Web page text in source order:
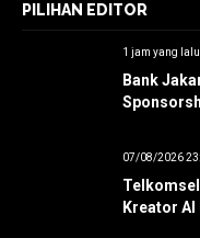
PILIHAN EDITOR
1 jam yang lalu
Bank
07/08/2026
Kreator